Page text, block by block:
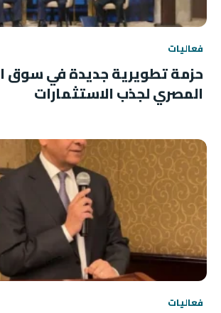
فعاليات
حزمة تطويرية جديدة في سوق
المصري لجذب الاستثمارات
فعاليات